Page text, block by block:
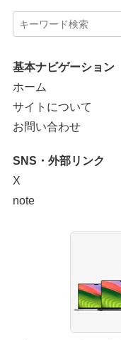
基本ナビゲーション
ホーム
サイトについて
お問い合わせ
SNS・外部リンク
X
note